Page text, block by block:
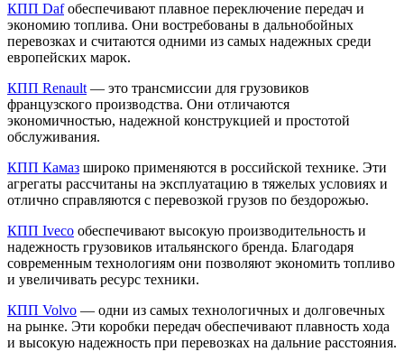
КПП Dafобеспечивают плавное переключение передач и
экономию топлива. Они востребованы в дальнобойных
перевозках и считаются одними из самых надежных среди
европейских марок.
КПП Renault — это трансмиссии для грузовиков
французского производства. Они отличаются
экономичностью, надежной конструкцией и простотой
обслуживания.
КПП Камаз широко применяются в российской технике. Эти
агрегаты рассчитаны на эксплуатацию в тяжелых условиях и
отлично справляются с перевозкой грузов по бездорожью.
КПП Iveco обеспечивают высокую производительность и
надежность грузовиков итальянского бренда. Благодаря
современным технологиям они позволяют экономить топливо
и увеличивать ресурс техники.
КПП Volvo — одни из самых технологичных и долговечных
на рынке. Эти коробки передач обеспечивают плавность хода
и высокую надежность при перевозках на дальние расстояния.